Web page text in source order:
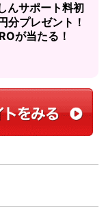
んサポート料初
プレゼント！
が当たる！